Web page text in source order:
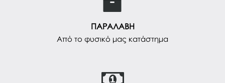
ΠΑΡΑΛΑΒΗ
Από το φυσικό μας κατάστημα